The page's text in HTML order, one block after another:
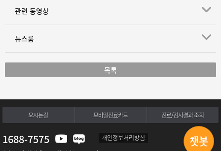
관련 동영상
뉴스룸
목록
오시는길 모바일진료카드 진료/검사결과 조회
1688-7575 개인정보처리방침